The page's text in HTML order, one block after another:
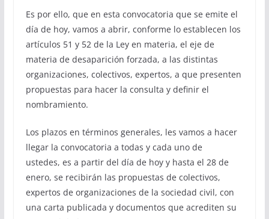
Es por ello, que en esta convocatoria que se emite el
día de hoy, vamos a abrir, conforme lo establecen los
artículos 51 y 52 de la Ley en materia, el eje de
materia de desaparición forzada, a las distintas
organizaciones, colectivos, expertos, a que presenten
propuestas para hacer la consulta y definir el
nombramiento.
Los plazos en términos generales, les vamos a hacer
llegar la convocatoria a todas y cada uno de
ustedes, es a partir del día de hoy y hasta el 28 de
enero, se recibirán las propuestas de colectivos,
expertos de organizaciones de la sociedad civil, con
una carta publicada y documentos que acrediten su